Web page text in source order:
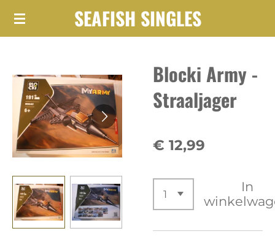
Ga
hoofdinhoud
SEAFISH SINGLES
Blocki Army -
Straaljager
€ 12,99
In